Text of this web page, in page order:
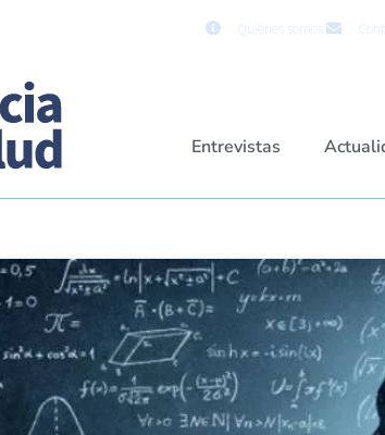
Quiénes somos
Entrevistas